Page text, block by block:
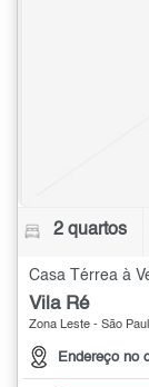
2 quartos
Casa Térrea à
Vila Ré
Zona Leste - São
Endereço no